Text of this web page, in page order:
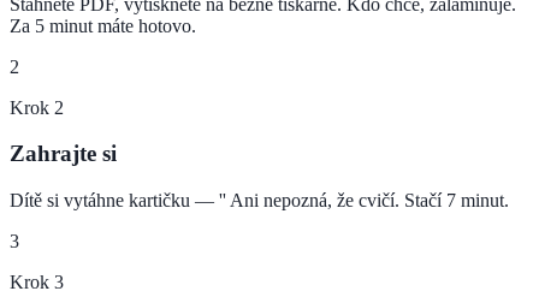
Za 5 minut máte hotovo.
2
Krok 2
Zahrajte si
Dítě si vytáhne kartičku — '' Ani nepozná, že cvičí. Stačí 7 minut.
3
Krok 3